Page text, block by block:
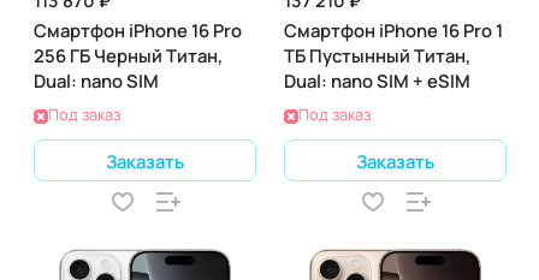
Смартфон iPhone 16 Pro
256 ГБ Черный Титан,
Dual: nano SIM
Под заказ
Заказать
Смартфон iPhone 16 Pro 1
ТБ Пустынный Титан,
Dual: nano SIM + eSIM
Под заказ
Заказать